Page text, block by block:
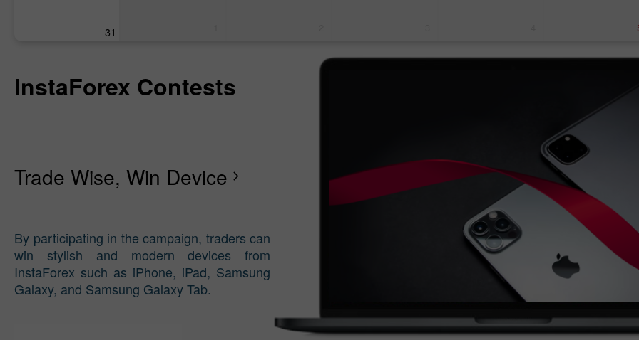
31
InstaForex Contests
Trade Wise, Win Device chevron_right
By participating in the campaign, traders can
win stylish and modern devices from
InstaForex such as iPhone, iPad, Samsung
Galaxy, and Samsung Galaxy Tab.